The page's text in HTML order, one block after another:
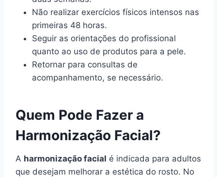
Não realizar exercícios físicos intensos nas
primeiras 48 horas.
Seguir as orientações do profissional
quanto ao uso de produtos para a pele.
Retornar para consultas de
acompanhamento, se necessário.
Quem Pode Fazer a
Harmonização Facial?
A harmonização facial é indicada para adultos
que desejam melhorar a estética do rosto. No